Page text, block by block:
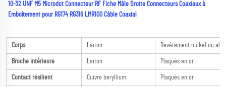
10-32 UNF M5 Microdot Connecteur RF Fiche Mâle Droite Connecteurs Coaxiaux à
Emboîtement pour RG174 RG316 LMR100 Câble Coaxial
Corps Laiton Revêtement nickel ou
Broche intérieure Laiton Plaqués en or
Contact résilient Cuivre beryllium Plaqués en or